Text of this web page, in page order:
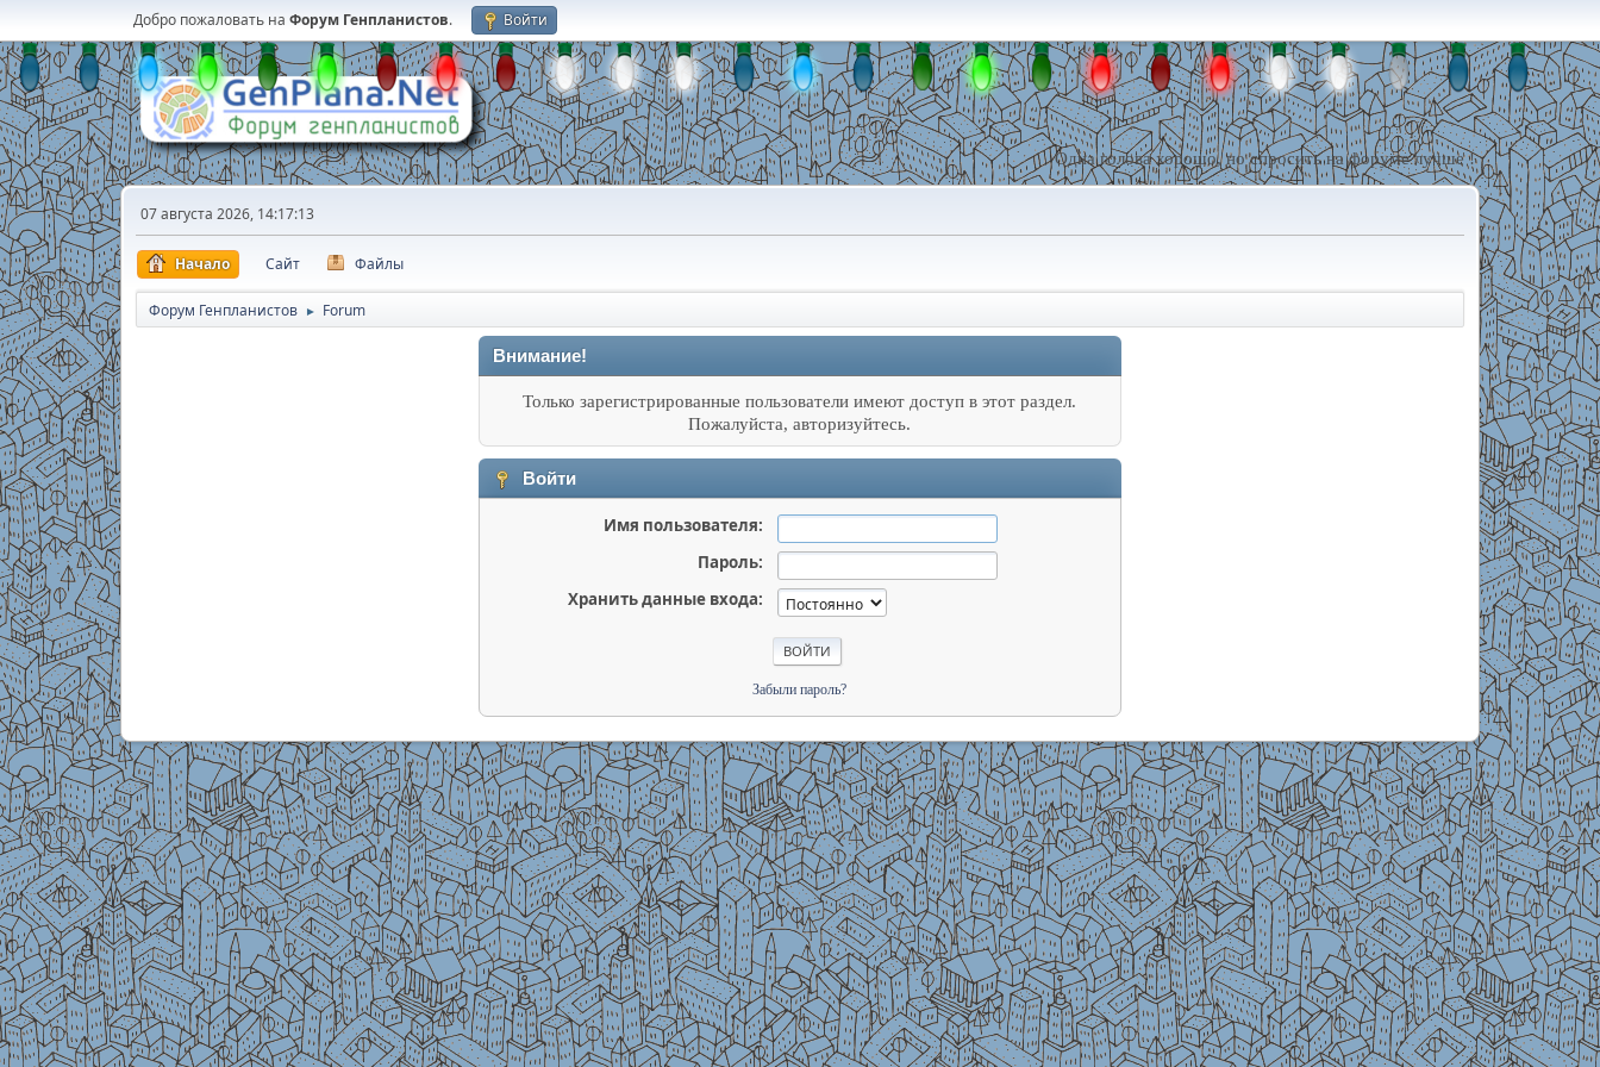
Добро пожаловать на Форум Генпланистов. Войти
Одна голова хорошо, но спросить на форуме лучше !
07 августа 2026, 14:17:13
Начало Сайт Файлы
Форум Генпланистов ► Forum
Внимание!
Только зарегистрированные пользователи имеют доступ в этот раздел.
Пожалуйста, авторизуйтесь.
Войти
Имя пользователя:
Пароль:
Хранить данные входа:
Забыли пароль?